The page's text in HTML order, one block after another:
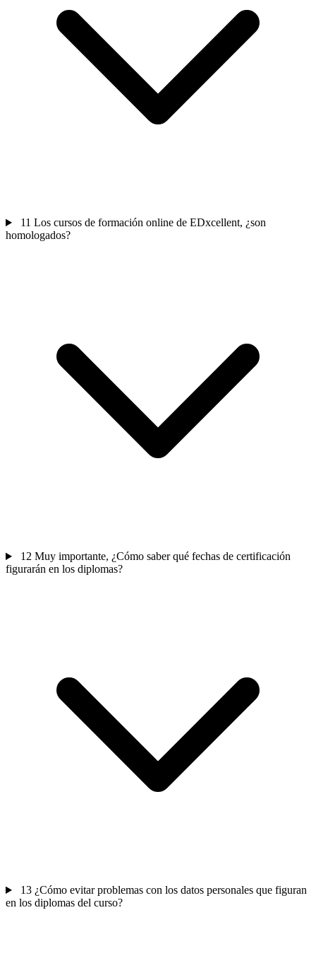
11 Los cursos de formación online de EDxcellent, ¿son
homologados?
12 Muy importante, ¿Cómo saber qué fechas de certificación
figurarán en los diplomas?
13 ¿Cómo evitar problemas con los datos personales que figuran
en los diplomas del curso?